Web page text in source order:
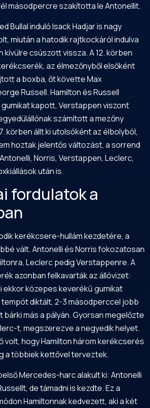
másodpercre szakította le Antonellit.
Bullal induló Isack Hadjar is nagy
miután a hatodik rajtkockáról indulva
kívülre csúszott vissza. A 12. körben
az élmezőnyből elsőként
a boxba, őt követte Max
Russell. Hamilton és Russell
kapott, Verstappen viszont
számított a mezőny
körben állt ki utolsóként az élbolyból,
hoztak jelentős változást, a sorrend
Norris, Verstappen, Leclerc,
után is.
fordulatok a
kerékcsere-hullám kezdetére, a
vált. Antonelli és Norris fokozatosan
Leclerc pedig Verstappenre. A
azonban felkavarták az állóvizet:
ekkor közepes keverékű gumikat
diktált, 2-3 másodperccel jobb
más a pályán. Gyorsan megelőzte
t, megszerezve a negyedik helyet.
volt, hogy Hamilton három kerékcserés
a többiek kettővel terveztek.
Mercedes-harc alakult ki: Antonelli
de támadni is kezdte. Ez a
Hamiltonnak kedvezett, aki a két